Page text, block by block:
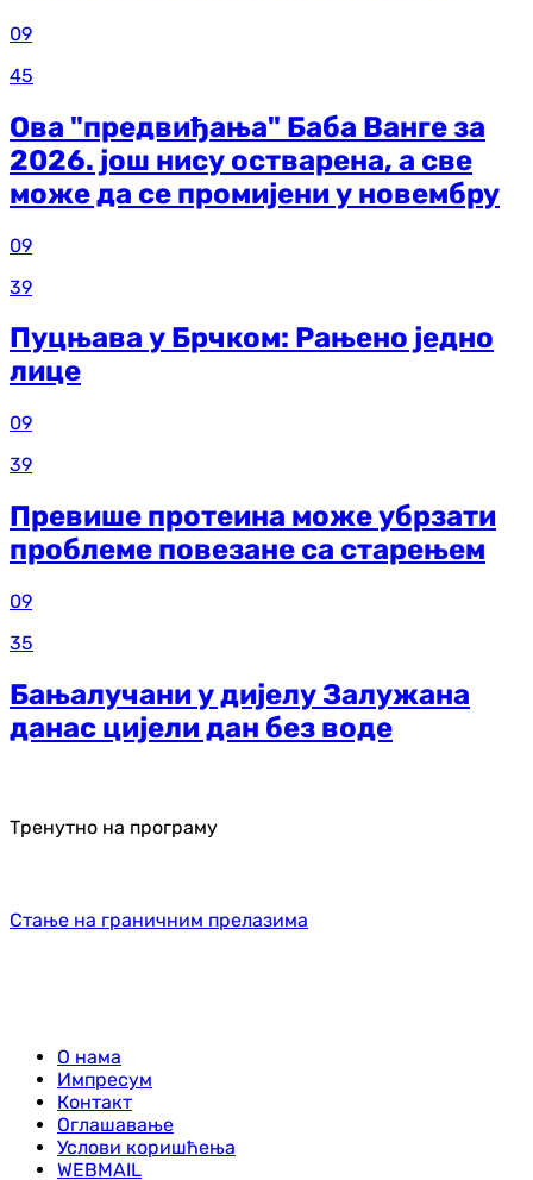
09
45
Ова "предвиђања" Баба Ванге за
2026. још нису остварена, а све
може да се промијени у новембру
09
39
Пуцњава у Брчком: Рањено једно
лице
09
39
Превише протеина може убрзати
проблеме повезане са старењем
09
35
Бањалучани у дијелу Залужана
данас цијели дан без воде
Тренутно на програму
Стање на граничним прелазима
О нама
Импресум
Контакт
Оглашавање
Услови коришћења
WEBMAIL